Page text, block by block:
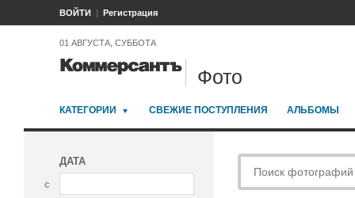
ВОЙТИ Регистрация
01 АВГУСТА, СУББОТА
Фото
КАТЕГОРИИ СВЕЖИЕ ПОСТУПЛЕНИЯ АЛЬБОМЫ
ДАТА
с